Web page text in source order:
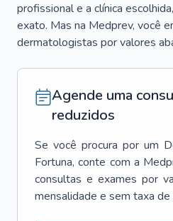
profissional e a clínica
exato. Mas na Medprev, você
dermatologistas por valores
Agende uma
reduzidos
Se você procura por um
Fortuna, conte com a
consultas e exames por
mensalidade e sem taxa de